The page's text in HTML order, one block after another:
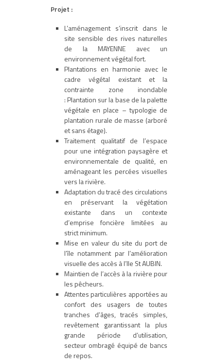
Projet :
L’aménagement s’inscrit dans le
site sensible des rives naturelles
de la MAYENNE avec un
environnement végétal fort.
Plantations en harmonie avec le
cadre végétal existant et la
contrainte zone inondable
: Plantation sur la base de la palette
végétale en place – typologie de
plantation rurale de masse (arboré
et sans étage).
Traitement qualitatif de l’espace
pour une intégration paysagère et
environnementale de qualité, en
aménageant les percées visuelles
vers la rivière.
Adaptation du tracé des circulations
en préservant la végétation
existante dans un contexte
d’emprise foncière limitées au
strict minimum.
Mise en valeur du site du port de
l’île notamment par l’amélioration
visuelle des accès à l’Ile St AUBIN.
Maintien de l’accès à la rivière pour
les pêcheurs.
Attentes particulières apportées au
confort des usagers de toutes
tranches d’âges, tracés simples,
revêtement garantissant la plus
grande période d’utilisation,
secteur ombragé équipé de bancs
de repos.